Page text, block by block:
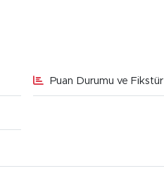
Puan Durumu ve Fikstür